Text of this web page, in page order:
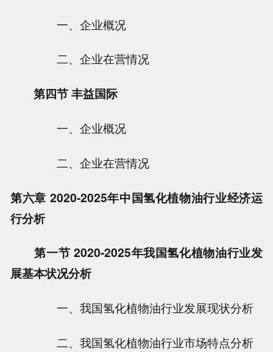
一、企业概况
二、企业在营情况
第四节 丰益国际
一、企业概况
二、企业在营情况
第六章 2020-2025年中国氢化植物油行业经济运
行分析
第一节 2020-2025年我国氢化植物油行业发
展基本状况分析
一、我国氢化植物油行业发展现状分析
二、我国氢化植物油行业市场特点分析